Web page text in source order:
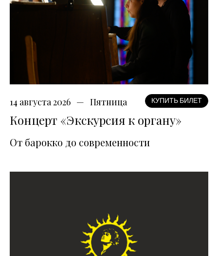
14 августа 2026 Пятница КУПИТЬ БИЛЕТ
Концерт «Экскурсия к органу»
От барокко до современности